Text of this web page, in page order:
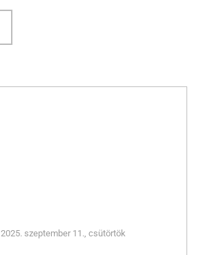
2025. szeptember 11., csütörtök